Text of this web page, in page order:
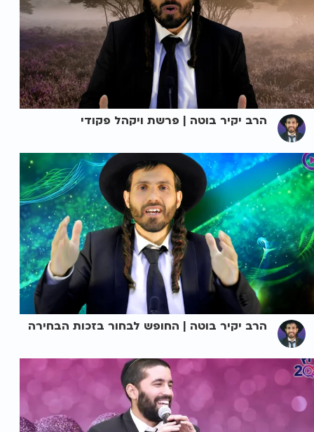
הרב יקיר בוטה | פרשת ויקהל פקודי
הרב יקיר בוטה | החופש לבחור בזכות הבחירה